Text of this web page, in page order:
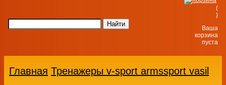
(
)
Ваша
корзина
пуста
Главная Тренажеры v-sport armssport vasil